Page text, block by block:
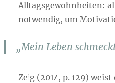
Alltagsgewohnheiten:
notwendig, um
„Mein Leben
Zeig (2014, p. 129)